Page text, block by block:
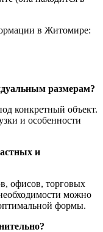
в Житомире:
размерам?
конкретный объект.
и особенности
и
офисов, торговых
можно
формы.